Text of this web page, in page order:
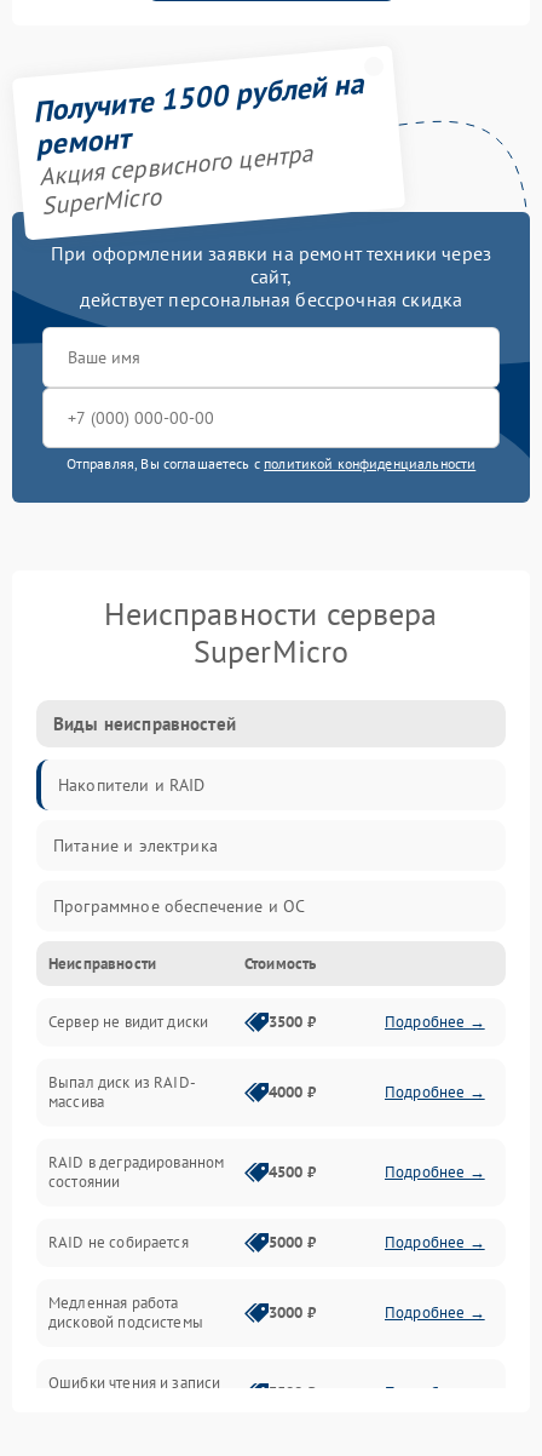
Получите 1500 рублей на
ремонт
Акция сервисного центра
SuperMicro
При оформлении заявки на ремонт техники через
сайт,
действует персональная бессрочная скидка
Отправляя, Вы соглашаетесь с политикой конфиденциальности
Неисправности сервера
SuperMicro
Виды неисправностей
Накопители и RAID
Питание и электрика
Программное обеспечение и ОС
Охлаждение и температура
Материнская плата и процессор
Сеть и коммуникации
Контроллеры и интерфейсы
Виртуализация и сервисы
Неисправности Стоимость
Сервер не видит диски 3500 ₽ Подробнее →
Выпал диск из RAID-
массива
4000 ₽ Подробнее →
RAID в деградированном
состоянии
4500 ₽ Подробнее →
RAID не собирается 5000 ₽ Подробнее →
Медленная работа
дисковой подсистемы
3000 ₽ Подробнее →
Ошибки чтения и записи
3500 ₽ Подробнее →